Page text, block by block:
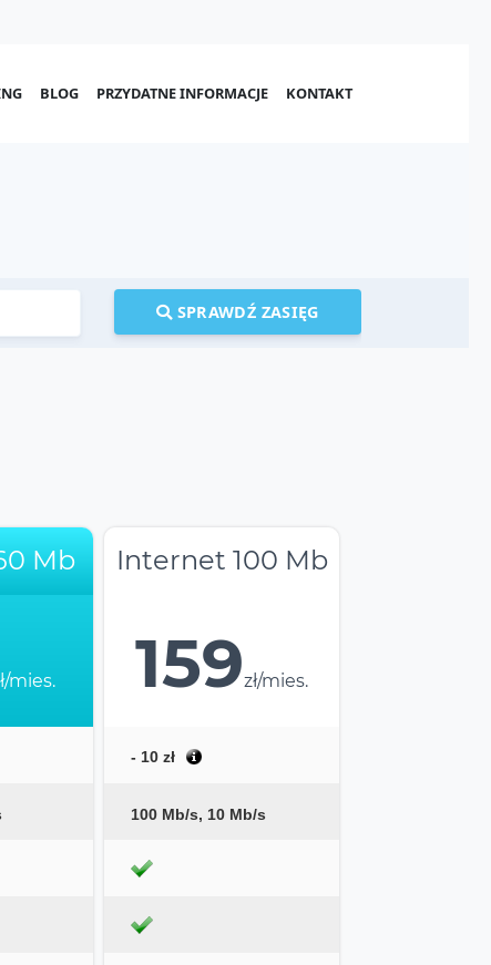
BLOG PRZYDATNE INFORMACJE KONTAKT
SPRAWDŹ ZASIĘG
Mb
mies.
Internet 100 Mb
159zł/mies.
- 10 zł
100 Mb/s, 10 Mb/s